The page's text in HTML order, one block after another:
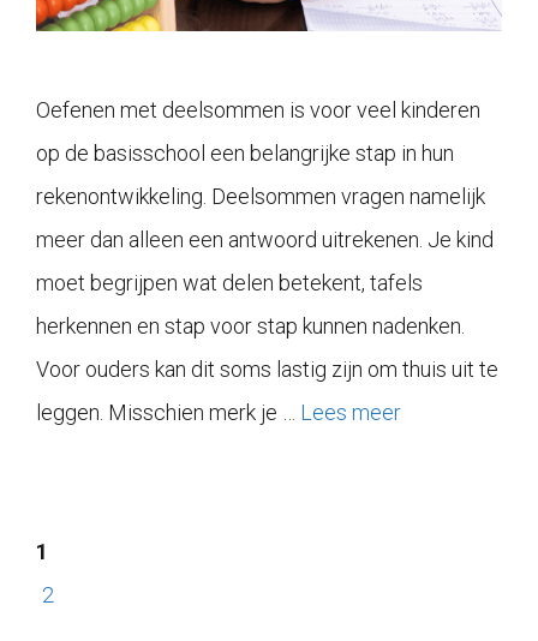
Oefenen met deelsommen is voor veel kinderen
op de basisschool een belangrijke stap in hun
rekenontwikkeling. Deelsommen vragen namelijk
meer dan alleen een antwoord uitrekenen. Je kind
moet begrijpen wat delen betekent, tafels
herkennen en stap voor stap kunnen nadenken.
Voor ouders kan dit soms lastig zijn om thuis uit te
leggen. Misschien merk je … Lees meer
1
2